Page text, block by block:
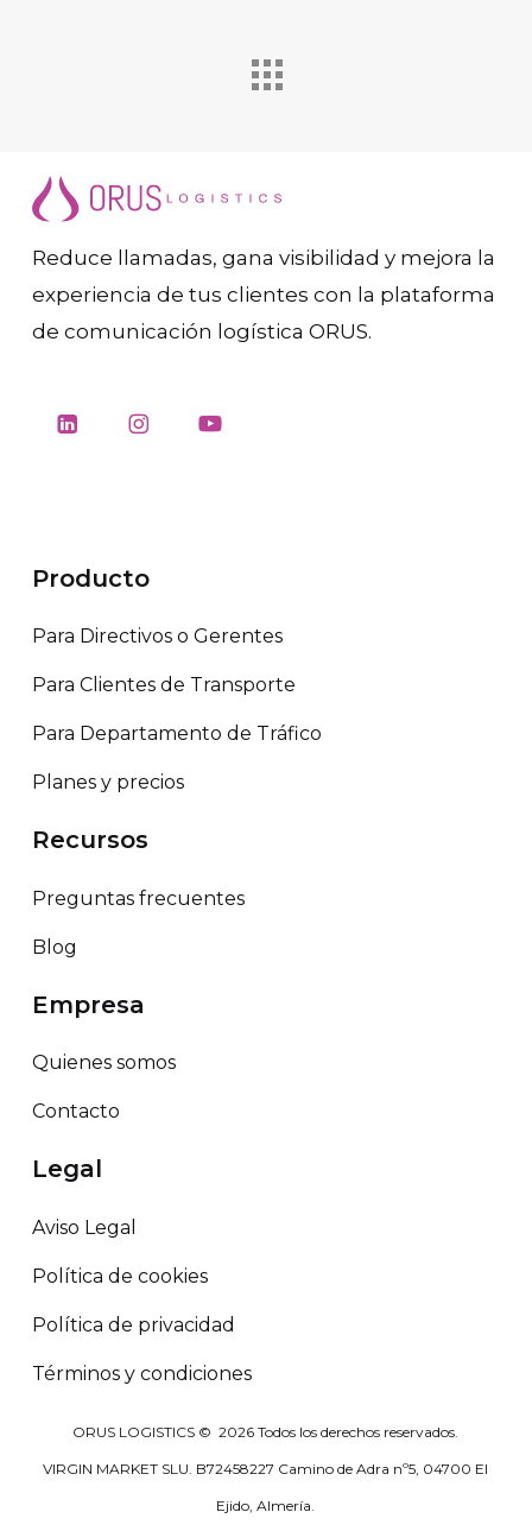
Reduce llamadas, gana visibilidad y mejora la
experiencia de tus clientes con la plataforma
de comunicación logística ORUS.
Producto
Para Directivos o Gerentes
Para Clientes de Transporte
Para Departamento de Tráfico
Planes y precios
Recursos
Preguntas frecuentes
Blog
Empresa
Quienes somos
Contacto
Legal
Aviso Legal
Política de cookies
Política de privacidad
Términos y condiciones
ORUS LOGISTICS ©2026 Todos los derechos reservados.
VIRGIN MARKET SLU. B72458227 Camino de Adra nº5, 04700 El
Ejido, Almería.